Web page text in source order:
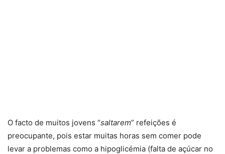
O facto de muitos jovens “saltarem” refeições é
preocupante, pois estar muitas horas sem comer pode
levar a problemas como a hipoglicémia (falta de açúcar no